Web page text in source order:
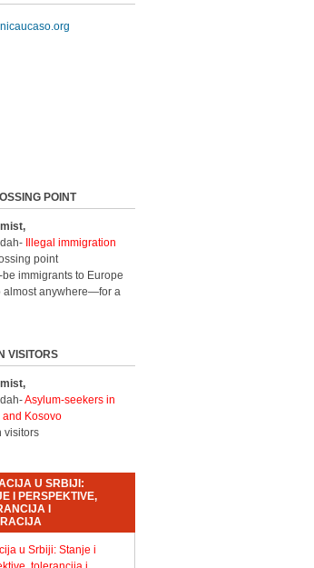
POINT
Illegal immigration
point
immigrants to Europe
almost anywhere—for a
VISITORS
Asylum-seekers in
and Kosovo
visitors
U SRBIJI:
I PERSPEKTIVE,
I
u Srbiji: Stanje i